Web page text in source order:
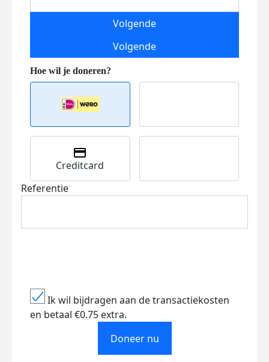
Volgende
Volgende
Creditcard
Referentie
Ik wil bijdragen aan de transactiekosten
en betaal €0.75 extra.
Doneer nu